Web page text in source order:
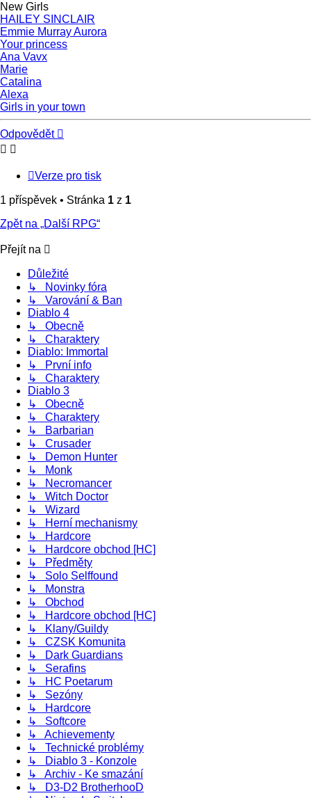
New Girls
HAILEY SINCLAIR
Emmie Murray Aurora
Your princess
Ana Vavx
Marie
Catalina
Alexa
Girls in your town
Nahoru
Odpovědět
Verze pro tisk
1 příspěvek • Stránka 1 z 1
Zpět na „Další RPG“
Přejít na
Důležité
↳ Novinky fóra
↳ Varování & Ban
Diablo 4
↳ Obecně
↳ Charaktery
Diablo: Immortal
↳ První info
↳ Charaktery
Diablo 3
↳ Obecně
↳ Charaktery
↳ Barbarian
↳ Crusader
↳ Demon Hunter
↳ Monk
↳ Necromancer
↳ Witch Doctor
↳ Wizard
↳ Herní mechanismy
↳ Hardcore
↳ Hardcore obchod [HC]
↳ Předměty
↳ Solo Selffound
↳ Monstra
↳ Obchod
↳ Hardcore obchod [HC]
↳ Klany/Guildy
↳ CZSK Komunita
↳ Dark Guardians
↳ Serafins
↳ HC Poetarum
↳ Sezóny
↳ Hardcore
↳ Softcore
↳ Achievementy
↳ Technické problémy
↳ Diablo 3 - Konzole
↳ Archiv - Ke smazání
↳ D3-D2 BrotherhooD